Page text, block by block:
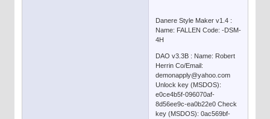
Danere Style Maker v1.4 :
Name: FALLEN Code: -DSM-
4H
DAO v3.3B : Name: Robert
Herrin Co/Email:
demonapply@yahoo.com
Unlock key (MSDOS):
e0ce4b5f-096070af-
8d56ee9c-ea0b22e0 Check
key (MSDOS): 0ac569bf-